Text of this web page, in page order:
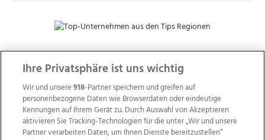
ZUR NACHRICHTENÜBERSICHT
Ihre Privatsphäre ist uns wichtig
Wir und unsere918-Partner speichern und greifen auf
personenbezogene Daten wie Browserdaten oder eindeutige
Kennungen auf Ihrem Gerät zu. Durch Auswahl von Akzeptieren
aktivieren Sie Tracking-Technologien für die unter „Wir und unsere
Partner verarbeiten Daten, um Ihnen Dienste bereitzustellen“